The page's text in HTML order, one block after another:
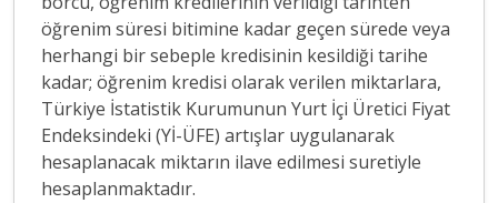
öğrenim süresi bitimine kadar geçen sürede veya
herhangi bir sebeple kredisinin kesildiği tarihe
kadar; öğrenim kredisi olarak verilen miktarlara,
Türkiye İstatistik Kurumunun Yurt İçi Üretici Fiyat
Endeksindeki (Yİ-ÜFE) artışlar uygulanarak
hesaplanacak miktarın ilave edilmesi suretiyle
hesaplanmaktadır.